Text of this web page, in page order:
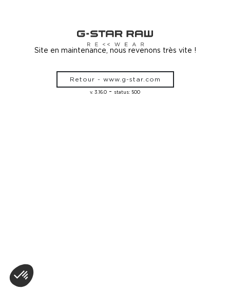
Site en maintenance, nous revenons très vite !
Retour - www.g-star.com
v. 3.16.0 - status: 500